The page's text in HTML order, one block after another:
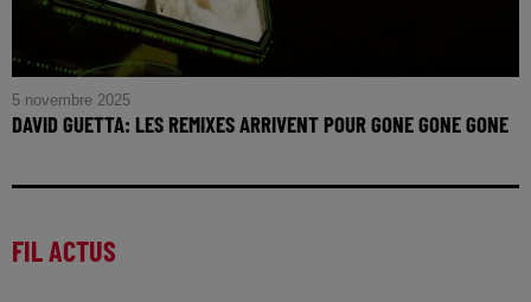
5 novembre 2025
DAVID GUETTA: LES REMIXES ARRIVENT POUR GONE GONE GONE
FIL ACTUS